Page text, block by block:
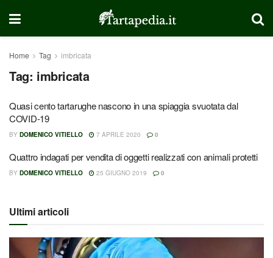
Home Tag imbricata
Tag: imbricata
Quasi cento tartarughe nascono in una spiaggia svuotata dal
COVID-19
BY DOMENICO VITIELLO 7 APRILE 2020 0
Quattro indagati per vendita di oggetti realizzati con animali protetti
BY DOMENICO VITIELLO 25 GIUGNO 2019 0
Ultimi articoli